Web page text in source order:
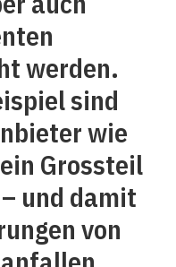
werden.
sind
wie
Grossteil
und damit
von